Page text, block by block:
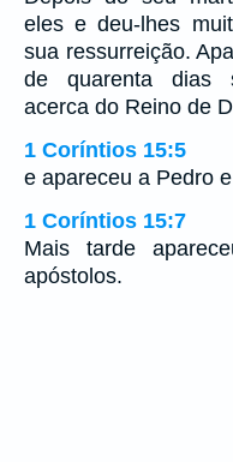
eles e deu-lhes
sua ressurreição.
de quarenta dias
acerca do Reino de
1 Coríntios 15:5
e apareceu a Pedro
1 Coríntios 15:7
Mais tarde
apóstolos.